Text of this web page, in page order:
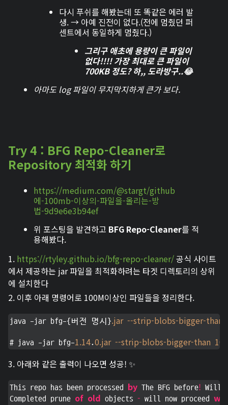
다시 푸쉬를 해봤는데 또 똑같은 에러 발
생. → 아예 진전이 없다.(전에 멈췄던 퍼
센트에서 동일하게 멈췄다.)
그리구 애초에 용량이 큰 파일이
없다!!!! 가장 최대로 큰 파일이
700KB 정도?하,, 도라방구..😂
아마도 log 파일이 무지막지하게 큰가 보다.
Try 4 : BFG Repo-Cleaner로
Repository 최적화 하기
https://medium.com/@stargt/github
에-100mb-이상의-파일을-올리는-방
법-9d9e6e3b94ef
위 포스팅을 발견하고 BFG Repo-Cleaner를 적
용해봤다.
1. https://rtyley.github.io/bfg-repo-cleaner/공식 사이트
에서 제공하는 jar 파일을 최적화하려는 타겟 디렉토리의 상위
에 설치한다
2. 이후 아래 명령어로 100M이상인 파일들을 정리한다.
java -jar bfg-{버전 명시}.jar --strip-blobs-bigger-than
# java -jar bfg-1.14.0.jar --strip-blobs-bigger-than 10
3. 아래와 같은 출력이 나오면 성공! ✨
This repo has been processed by The BFG before! Will
Completed prune of old objects - will now proceed